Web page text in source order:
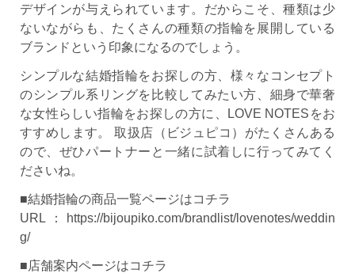
デザインが与えられています。だからこそ、種類は少
ないながらも、たくさんの種類の指輪を展開している
ブランドという印象になるのでしょう。
シンプルな結婚指輪をお探しの方、様々なコンセプト
のシンプル系リングを比較してみたい方、細身で華奢
な女性らしい指輪をお探しの方に、LOVE NOTESをお
すすめします。 取扱店（ビジュピコ）がたくさんある
ので、ぜひパートナーと一緒に試着しに行ってみてく
ださいね。
■結婚指輪の商品一覧ページはコチラ
URL：
https://bijoupiko.com/brandlist/lovenotes/weddin
g/
■店舗案内ページはコチラ